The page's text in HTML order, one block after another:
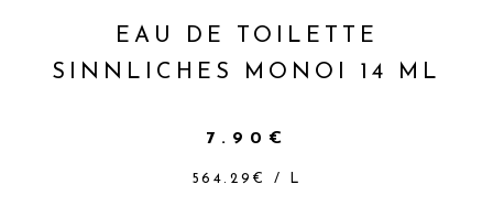
EAU DE TOILETTE
SINNLICHES MONOI 14 ML
7.90€
564.29€ / L